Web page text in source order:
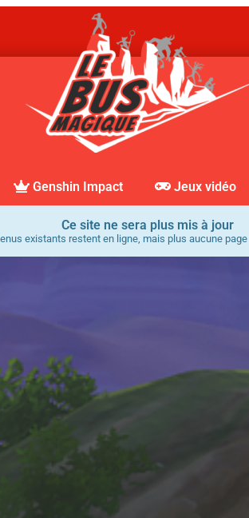
Genshin Impact Jeux vidéo
Ce site ne sera plus mis à jour
existants restent en ligne, mais plus aucune